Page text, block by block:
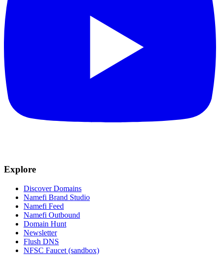
Explore
Discover Domains
Namefi Brand Studio
Namefi Feed
Namefi Outbound
Domain Hunt
Newsletter
Flush DNS
NFSC Faucet (sandbox)